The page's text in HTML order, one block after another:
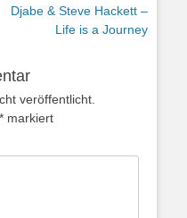
Djabe & Steve Hackett –
Life is a Journey
veröffentlicht.
* markiert